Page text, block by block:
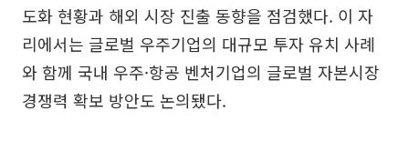
도화 현황과 해외 시장 진출 동향을 점검했다. 이 자
리에서는 글로벌 우주기업의 대규모 투자 유치 사례
와 함께 국내 우주·항공 벤처기업의 글로벌 자본시장
경쟁력 확보 방안도 논의됐다.